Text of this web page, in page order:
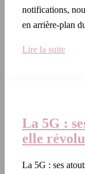
notifications,
en arrière-plan
Lire la suite
La 5G :
elle
La 5G : ses